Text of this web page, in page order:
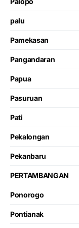
palu
Pamekasan
Pangandaran
Papua
Pasuruan
Pati
Pekalongan
Pekanbaru
PERTAMBANGAN
Ponorogo
Pontianak